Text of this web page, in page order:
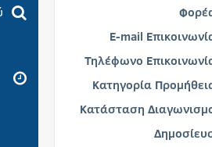
E-mail
Τηλέφωνο
Κατηγορία
Κατάσταση